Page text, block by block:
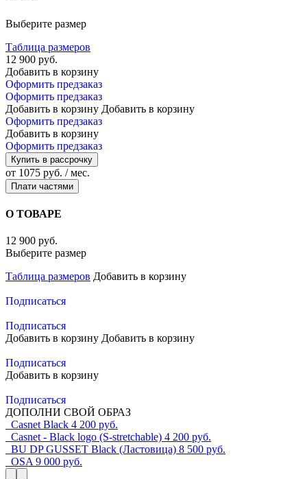
Выберите размер
Таблица размеров
12 900 руб.
Добавить в корзину
Оформить предзаказ
Оформить предзаказ
Добавить в корзину Добавить в корзину
Оформить предзаказ
Добавить в корзину
Оформить предзаказ
Купить в рассрочку
от 1075 руб. / мес.
Плати частями
О ТОВАРЕ
12 900 руб.
Выберите размер
Таблица размеров Добавить в корзину
Подписаться
Подписаться
Добавить в корзину Добавить в корзину
Подписаться
Добавить в корзину
Подписаться
ДОПОЛНИ СВОЙ ОБРАЗ
Casnet Black 4 200 руб.
Casnet - Black logo (S-stretchable) 4 200 руб.
BU DP GUSSET Black (Ластовица) 8 500 руб.
OSA 9 000 руб.